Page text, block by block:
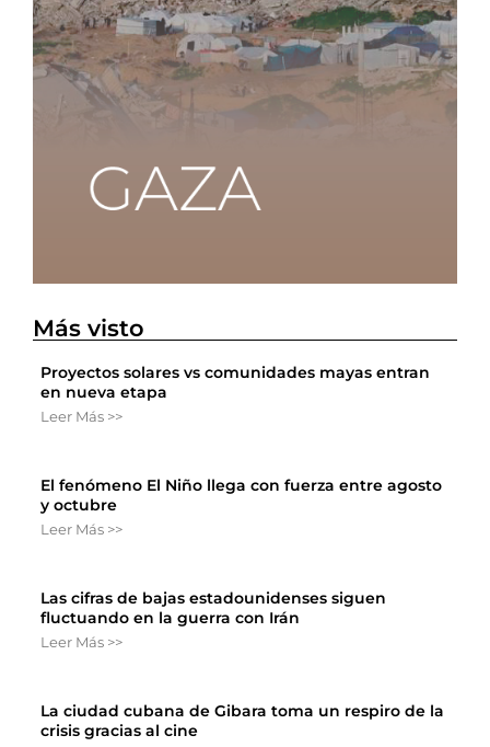
Más visto
Proyectos solares vs comunidades mayas entran
en nueva etapa
Leer Más >>
El fenómeno El Niño llega con fuerza entre agosto
y octubre
Leer Más >>
Las cifras de bajas estadounidenses siguen
fluctuando en la guerra con Irán
Leer Más >>
La ciudad cubana de Gibara toma un respiro de la
crisis gracias al cine